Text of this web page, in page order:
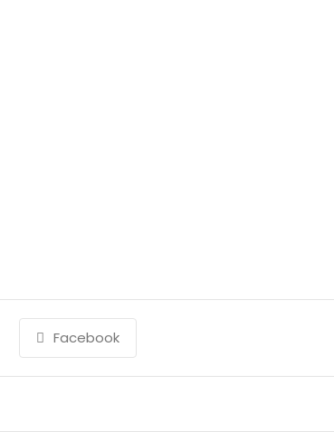
Facebook